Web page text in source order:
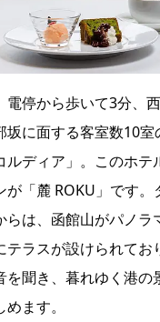
電停から歩いて3分、
坂に面する客室数10
ルディア」。このホ
が「麓 ROKU」です
は、函館山がパノラ
テラスが設けられて
を聞き、暮れゆく港の
ます。